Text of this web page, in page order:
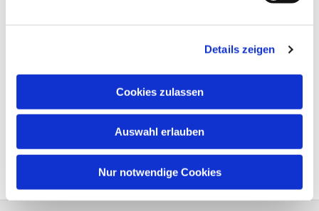
Details zeigen
Cookies zulassen
Auswahl erlauben
Nur notwendige Cookies